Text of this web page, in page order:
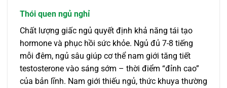
Thói quen ngủ nghỉ
Chất lượng giấc ngủ quyết định khả năng tái tạo
hormone và phục hồi sức khỏe. Ngủ đủ 7-8 tiếng
mỗi đêm, ngủ sâu giúp cơ thể nam giới tăng tiết
testosterone vào sáng sớm – thời điểm “đỉnh cao”
của bản lĩnh. Nam giới thiếu ngủ, thức khuya thường